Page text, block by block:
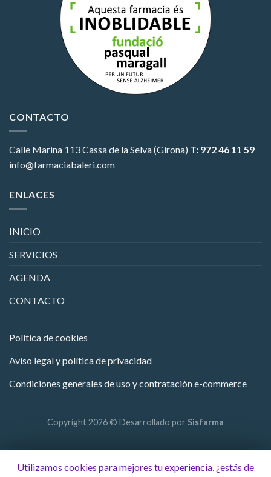
CONTACTO
Calle Marina 113Cassa de la Selva (Girona) T: 972 46 11 59
info@farmaciabaleri.com
ENLACES
INICIO
SERVICIOS
AGENDA
CONTACTO
Política de cookies
Aviso legal y política de privacidad
Condiciones generales de uso y contratación e-commerce
Copyright 2026 © Desarrollado por Sisfarma
Utilizamos cookies para mejores tu experiencia, ¿estás de